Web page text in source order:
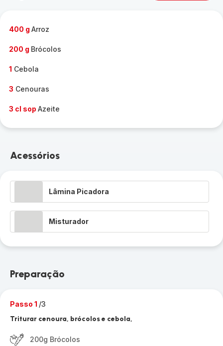
400 g Arroz
200 g Brócolos
1 Cebola
3 Cenouras
3 cl sop Azeite
Acessórios
Lâmina Picadora
Misturador
Preparação
Passo 1 /3
Triturar cenoura, brócolos e cebola,
200g Brócolos